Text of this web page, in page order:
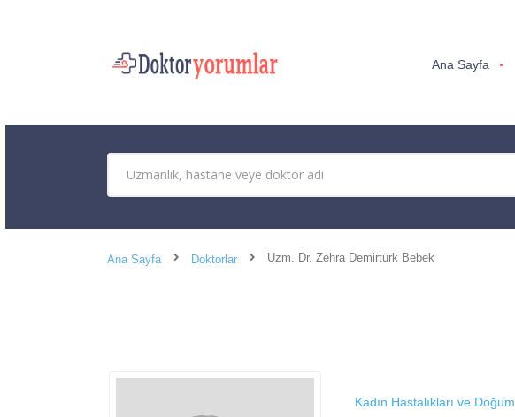
Ana Sayfa
Ana Sayfa Doktorlar Uzm. Dr. Zehra Demirtürk Bebek
Kadın Hastalıkları ve Doğum